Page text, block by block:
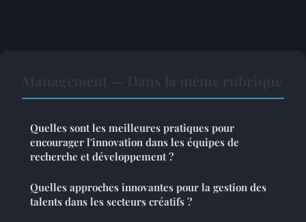
Quelles sont les meilleures pratiques pour
encourager l'innovation dans les équipes de
recherche et développement ?
Quelles approches innovantes pour la gestion des
talents dans les secteurs créatifs ?